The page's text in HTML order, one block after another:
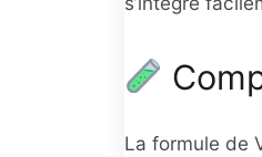
La formule de